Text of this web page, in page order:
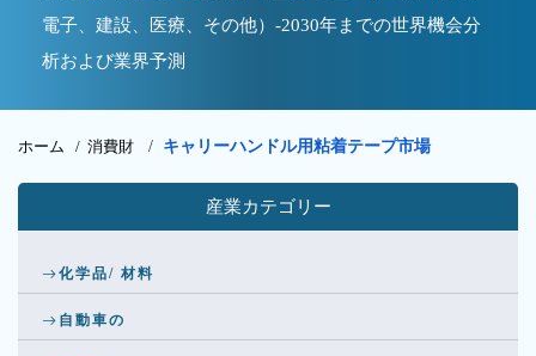
電子、建設、医療、その他）-2030年までの世界機会分
析および業界予測
ホーム / 消費財 / キャリーハンドル用粘着テープ市場
産業カテゴリー
化学品/ 材料
自動車の